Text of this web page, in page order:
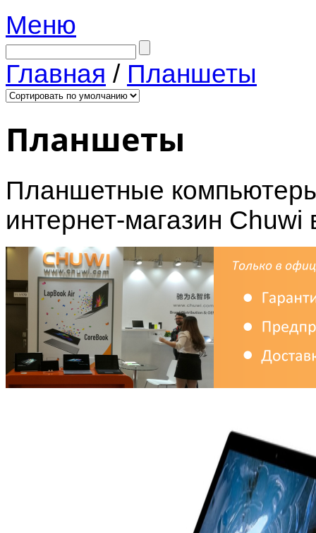
Меню
Главная / Планшеты
Планшеты
Планшетные
интернет-магазин